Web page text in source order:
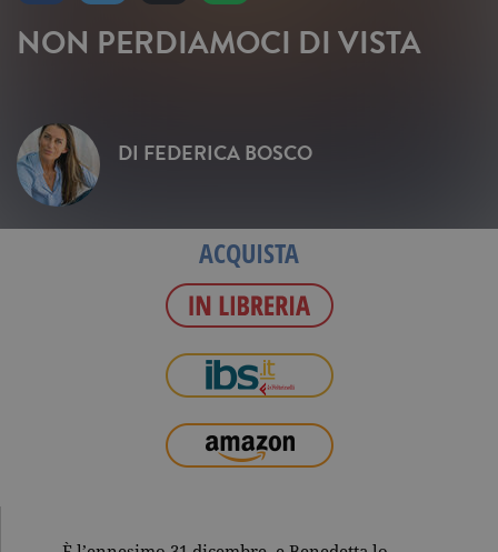
NON PERDIAMOCI DI VISTA
DI FEDERICA BOSCO
ACQUISTA